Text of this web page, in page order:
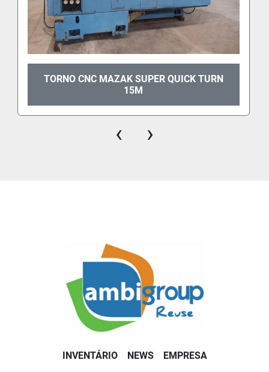
TORNO CNC MAZAK SUPER QUICK TURN
15M
‹ ›
INVENTÁRIO NEWS EMPRESA